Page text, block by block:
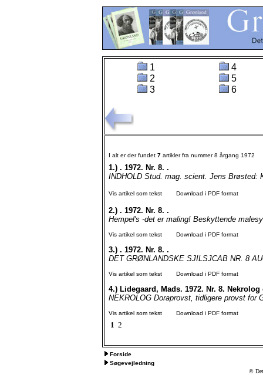
1
2
3
4
5
6
I alt er der fundet 7 artikler fra nummer 8 årgang 1972
1.) . 1972. Nr. 8. .
INDHOLD Stud. mag. scient. Jens
Vis artikel som tekst Download i PDF format
2.) . 1972. Nr. 8. .
Hempel's -det er maling! Beskyttende
Vis artikel som tekst Download i PDF format
3.) . 1972. Nr. 8. .
DET GRØNLANDSKE SJILSJCAB NR. 8
Vis artikel som tekst Download i PDF format
4.) Lidegaard, Mads. 1972. Nr. 8.
NEKROLOG Doraprovst, tidligere provst for
Vis artikel som tekst Download i PDF format
1 2
Forside
Søgevejledning
© Det